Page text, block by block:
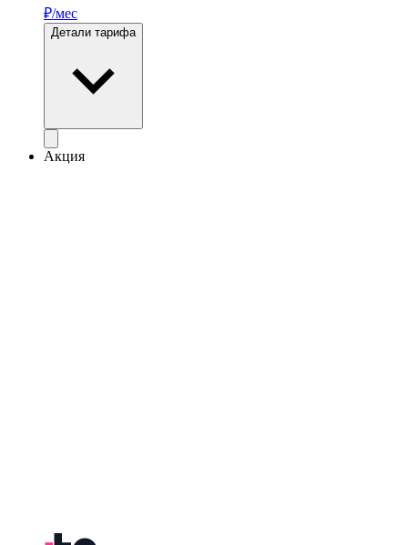
₽/мес
Детали тарифа
Акция